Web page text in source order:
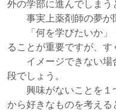
外の学部に進んでしまう
事実上薬剤師の夢が
「何を学びたいか」
ることが重要ですが、す
イメージできない場
段でしょう。
興味がないことを１
から好きなものを考える